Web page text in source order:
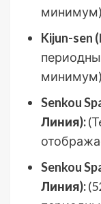
Kijun-sen
Senkou
Линия):
Senkou
Линия):